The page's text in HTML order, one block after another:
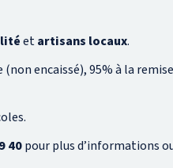
etartisans locaux.
encaissé), 95% à la
40pour plus d’informations